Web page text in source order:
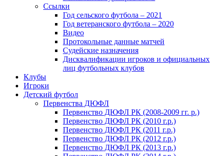
Ссылки
Год сельского футбола – 2021
Год ветеранского футбола – 2020
Видео
Протокольные данные матчей
Судейские назначения
Дисквалификации игроков и официальных
лиц футбольных клубов
Клубы
Игроки
Детский футбол
Первенства ДЮФЛ
Первенство ДЮФЛ РК (2008-2009 гг. р.)
Первенство ДЮФЛ РК (2010 г.р.)
Первенство ДЮФЛ РК (2011 г.р.)
Первенство ДЮФЛ РК (2012 г.р.)
Первенство ДЮФЛ РК (2013 г.р.)